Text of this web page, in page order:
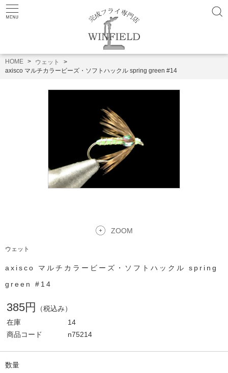
HOME
ウェット
axisco マルチカラービーズ・ソフトハックル spring green #14
ZOOM
ウェット
axisco マルチカラービーズ・ソフトハックル spring
green #14
385円
（税込み）
在庫
14
商品コード
n75214
数量